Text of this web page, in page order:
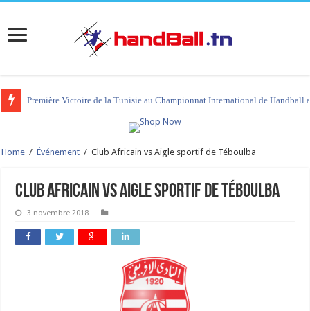
Première Victoire de la Tunisie au Championnat International de Handball
Home / Événement / Club Africain vs Aigle sportif de Téboulba
Club Africain vs Aigle sportif de Téboulba
3 novembre 2018